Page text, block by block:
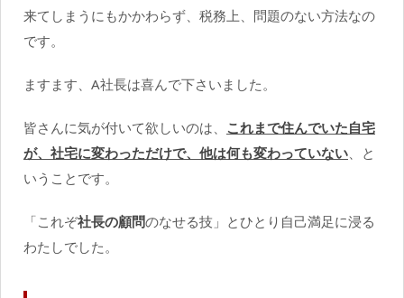
来てしまうにもかかわらず、税務上、問題のない方法なの
です。
ますます、A社長は喜んで下さいました。
皆さんに気が付いて欲しいのは、 これまで住んでいた自宅
が、社宅に変わっただけで、他は何も変わっていない 、と
いうことです。
「これぞ社長の顧問のなせる技」とひとり自己満足に浸る
わたしでした。